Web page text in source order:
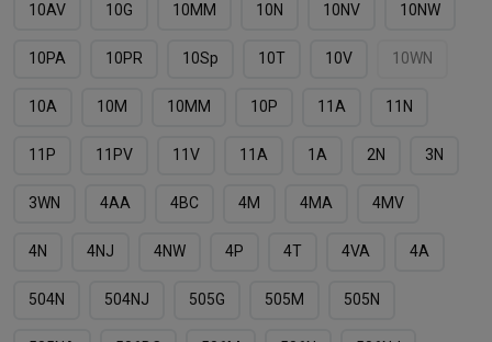
10AV
10G 10MМ 10N 10NV 10NW
10PA 10PR 10Sp 10T 10V 10WN
10А 10М 10ММ 10Р 11A 11N
11P 11PV 11V 11А 1А 2N 3N
3WN 4AA 4BC 4M 4MA 4MV
4N 4NJ 4NW 4P 4T 4VA 4А
504N 504NJ 505G 505M 505N